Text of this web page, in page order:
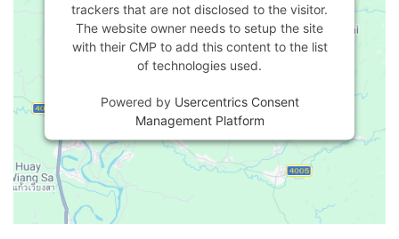
trackers that are not disclosed to the visitor.
The website owner needs to setup the site
with their CMP to add this content to the list
of technologies used.
Powered by Usercentrics Consent
Management Platform